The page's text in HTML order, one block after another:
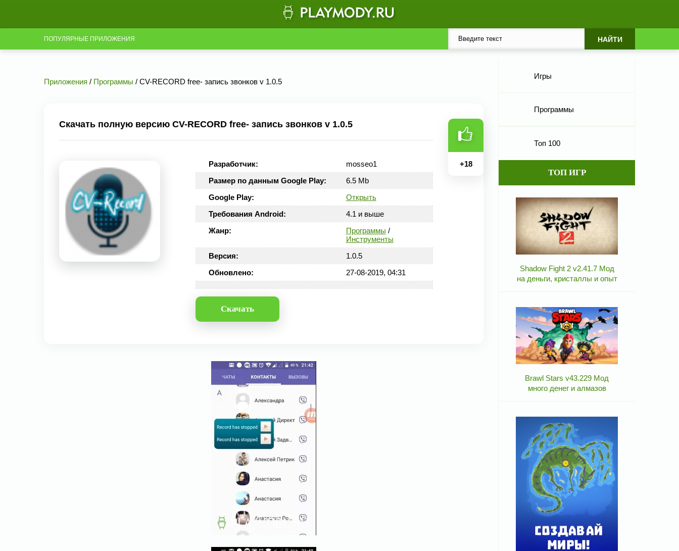
ПОПУЛЯРНЫЕ ПРИЛОЖЕНИЯ
Приложения / Программы / CV-RECORD free- запись звонков v 1.0.5
Скачать полную версию CV-RECORD free- запись звонков v 1.0.5
Разработчик:
mosseo1
Размер по данным Google Play:
6.5 Mb
Google Play:
Открыть
Требования Android:
4.1 и выше
Жанр:
Программы /
Инструменты
Версия:
1.0.5
Обновлено:
27-08-2019, 04:31
Скачать
+18
Игры
Программы
Топ 100
ТОП ИГР
Shadow Fight 2 v2.41.7 Мод
на деньги, кристаллы и опыт
Brawl Stars v43.229 Мод
много денег и алмазов